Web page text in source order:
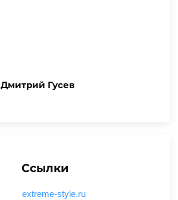
Дмитрий Гусев
Ссылки
extreme-style.ru